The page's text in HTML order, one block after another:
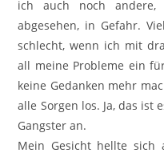
ich auch noch
abgesehen, in Gefahr.
schlecht, wenn ich mit
all meine Probleme ein
keine Gedanken mehr
alle Sorgen los. Ja, das ist
Gangster an.
Mein Gesicht hellte sich